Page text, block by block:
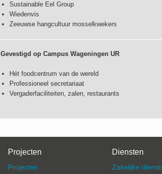
Sustainable Eel Group
Wiedenvis
Zeeuwse hangcultuur mosselkwekers
Gevestigd op Campus Wageningen UR
Hét foodcentrum van de wereld
Professioneel secretariaat
Vergaderfaciliteiten, zalen, restaurants
Projecten
Projecten
Diensten
Zakelijke